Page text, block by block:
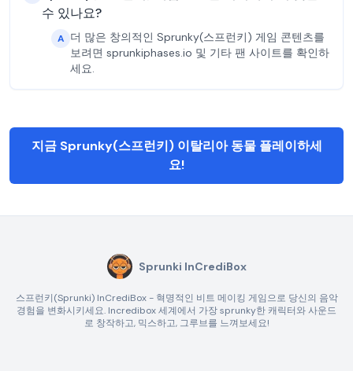
수 있나요?
A 더 많은 창의적인 Sprunky(스프런키) 게임 콘텐츠를
보려면 sprunkiphases.io 및 기타 팬 사이트를 확인하
세요.
지금 Sprunky(스프런키) 이탈리아 동물 플레이하세
요!
Sprunki InCrediBox
스프런키(Sprunki) InCrediBox - 혁명적인 비트 메이킹 게임으로 당신의 음악
경험을 변화시키세요. Incredibox 세계에서 가장 sprunky한 캐릭터와 사운드
로 창작하고, 믹스하고, 그루브를 느껴보세요!